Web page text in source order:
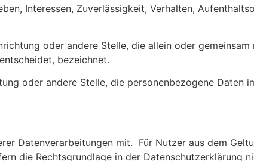
Interessen, Zuverlässigkeit, Verhalten,
oder andere Stelle, die allein oder gemeinsam
bezeichnet.
oder andere Stelle, die personenbezogene Daten
Datenverarbeitungen mit. Für Nutzer aus dem
die Rechtsgrundlage in der Datenschutzerklärung